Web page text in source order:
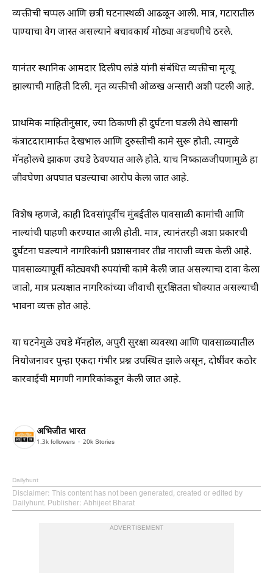
व्यक्तीची चप्पल आणि छत्री घटनास्थळी आढळून आली. मात्र, गटारातील
पाण्याचा वेग जास्त असल्याने बचावकार्य मोठ्या अडचणीचे ठरले.
यानंतर स्थानिक आमदार दिलीप लांडे यांनी संबंधित व्यक्तीचा मृत्यू
झाल्याची माहिती दिली. मृत व्यक्तीची ओळख अन्सारी अशी पटली आहे.
प्राथमिक माहितीनुसार, ज्या ठिकाणी ही दुर्घटना घडली तेथे खासगी
कंत्राटदारामार्फत देखभाल आणि दुरुस्तीची कामे सुरू होती. त्यामुळे
मॅनहोलचे झाकण उघडे ठेवण्यात आले होते. याच निष्काळजीपणामुळे हा
जीवघेणा अपघात घडल्याचा आरोप केला जात आहे.
विशेष म्हणजे, काही दिवसांपूर्वीच मुंबईतील पावसाळी कामांची आणि
नाल्यांची पाहणी करण्यात आली होती. मात्र, त्यानंतरही अशा प्रकारची
दुर्घटना घडल्याने नागरिकांनी प्रशासनावर तीव्र नाराजी व्यक्त केली आहे.
पावसाळ्यापूर्वी कोट्यवधी रुपयांची कामे केली जात असल्याचा दावा केला
जातो, मात्र प्रत्यक्षात नागरिकांच्या जीवाची सुरक्षितता धोक्यात असल्याची
भावना व्यक्त होत आहे.
या घटनेमुळे उघडे मॅनहोल, अपुरी सुरक्षा व्यवस्था आणि पावसाळ्यातील
नियोजनावर पुन्हा एकदा गंभीर प्रश्न उपस्थित झाले असून, दोषींवर कठोर
कारवाईची मागणी नागरिकांकडून केली जात आहे.
अभिजीत भारत
1.3k followers 20k Stories
Dailyhunt
Disclaimer: This content has not been generated, created or edited by
Dailyhunt. Publisher: Abhijeet Bharat
ADVERTISEMENT